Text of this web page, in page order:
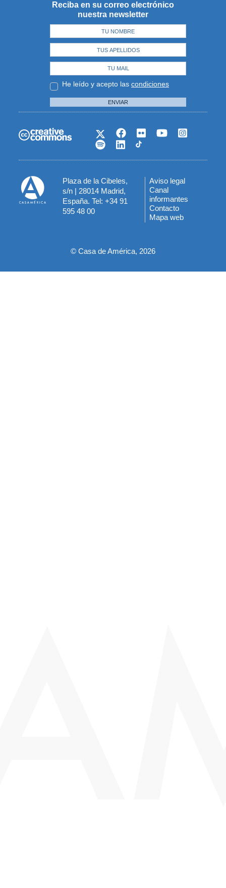
Reciba en su correo electrónico
nuestra newsletter
He leído y acepto las condiciones
ENVIAR
Plaza de la Cibeles,
s/n | 28014 Madrid,
España. Tel: +34 91
595 48 00
Menú
del
pie
Aviso legal
Canal
informantes
Contacto
Mapa web
© Casa de América, 2026